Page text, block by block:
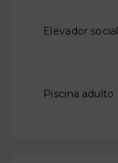
Elevador social
Piscina adulto